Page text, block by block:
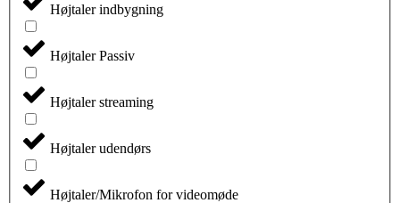
Højtaler indbygning
Højtaler Passiv
Højtaler streaming
Højtaler udendørs
Højtaler/Mikrofon for videomøde